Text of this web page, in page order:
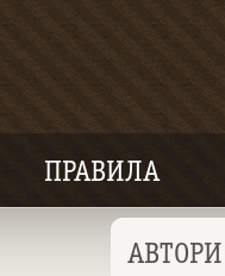
ПРАВИЛА
АВТОРИ